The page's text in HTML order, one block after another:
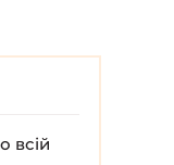
всій